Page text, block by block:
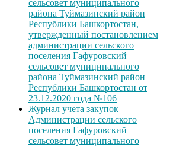
сельсовет муниципального
района Туймазинский район
Республики Башкортостан,
утвержденный постановлением
администрации сельского
поселения Гафуровский
сельсовет муниципального
района Туймазинский район
Республики Башкортостан от
23.12.2020 года №106
Журнал учета закупок
Администрации сельского
поселения Гафуровский
сельсовет муниципального